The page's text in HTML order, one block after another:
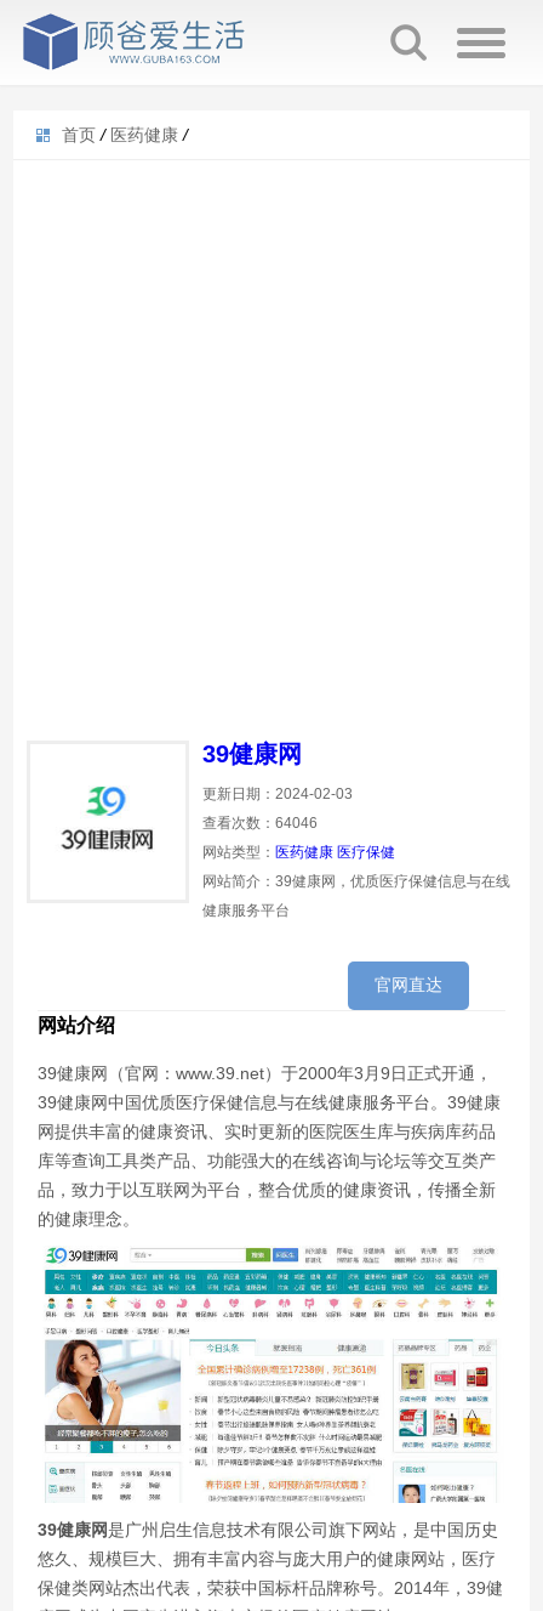
首页 / 医药健康 /
39健康网
更新日期：2024-02-03
查看次数：64046
网站类型： 医药健康 医疗保健
网站简介：39健康网，优质医疗保健信息与在线
健康服务平台
官网直达
网站介绍
39健康网（官网：www.39.net）于2000年3月9日正式开通，
39健康网中国优质医疗保健信息与在线健康服务平台。39健康
网提供丰富的健康资讯、实时更新的医院医生库与疾病库药品
库等查询工具类产品、功能强大的在线咨询与论坛等交互类产
品，致力于以互联网为平台，整合优质的健康资讯，传播全新
的健康理念。
39健康网是广州启生信息技术有限公司旗下网站，是中国历史
悠久、规模巨大、拥有丰富内容与庞大用户的健康网站，医疗
保健类网站杰出代表，荣获中国标杆品牌称号。2014年，39健